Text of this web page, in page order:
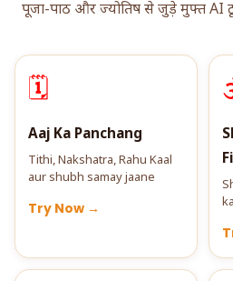
पूजा-पाठ और ज्योतिष से जुड़े मुफ्त
🗓️
Aaj Ka Panchang
Tithi, Nakshatra, Rahu Kaal
aur shubh samay jaane
Try Now →